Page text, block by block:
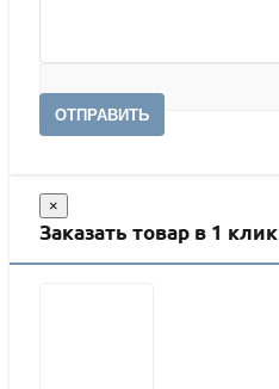
ОТПРАВИТЬ
×
Заказать товар в 1 клик